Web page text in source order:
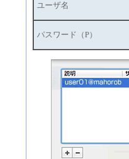
ユーザ名
パスワード（P）